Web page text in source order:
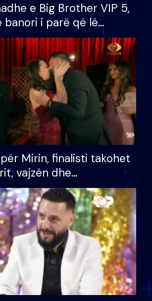
e Big Brother VIP 5,
banori i parë që lë
humb mundësinë për
e madh
Mirin, finalisti takohet
vajzën dhe
S’kemi ndonjë letër
jo?